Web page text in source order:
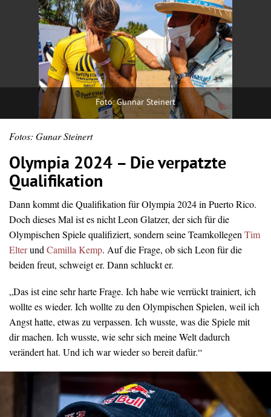
Foto: Gunnar Steinert
Fotos: Gunar Steinert
Olympia 2024 – Die verpatzte
Qualifikation
Dann kommt die Qualifikation für Olympia 2024 in Puerto Rico.
Doch dieses Mal ist es nicht Leon Glatzer, der sich für die
Olympischen Spiele qualifiziert, sondern seine TeamkollegenTim
ElterundCamilla Kemp. Auf die Frage, ob sich Leon für die
beiden freut, schweigt er. Dann schluckt er.
„Das ist eine sehr harte Frage. Ich habe wie verrückt trainiert, ich
wollte es wieder. Ich wollte zu den Olympischen Spielen, weil ich
Angst hatte, etwas zu verpassen. Ich wusste, was die Spiele mit
dir machen. Ich wusste, wie sehr sich meine Welt dadurch
verändert hat. Und ich war wieder so bereit dafür.“